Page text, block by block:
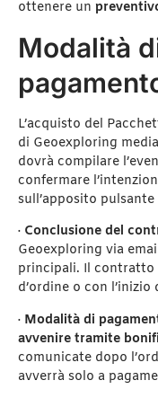
ottenere un
Modalità
L’acquisto del
di Geoexploring
dovrà compilare
confermare
sull’apposito
· Conclusione del
Geoexploring via
principali. Il contratto
d’ordine o con l’inizio
· Modalità di
avvenire tramite
comunicate dopo
avverrà solo a